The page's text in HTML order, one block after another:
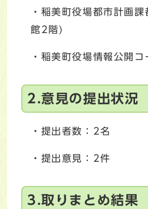
・稲美町役場都市計画
館2階)
・稲美町役場情報公開
2.意見の提出状況
・提出者数：2名
・提出意見：2件
3.取りまとめ結果